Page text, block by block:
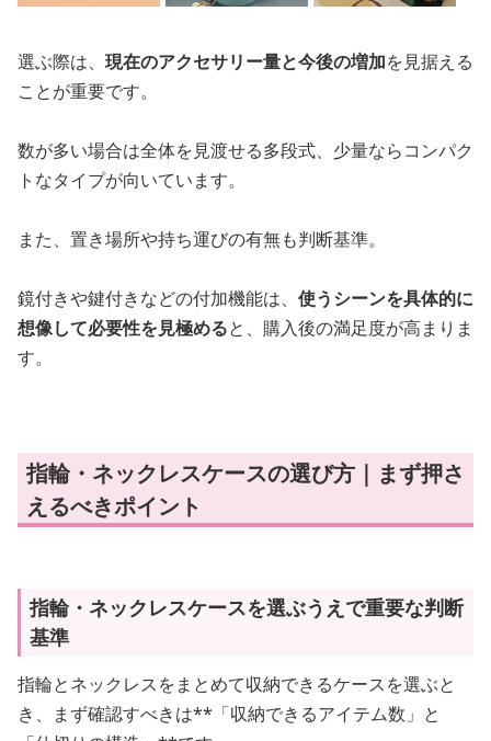
選ぶ際は、 現在のアクセサリー量と今後の増加を見据える
ことが重要です。
数が多い場合は全体を見渡せる多段式、少量ならコンパク
トなタイプが向いています。
また、置き場所や持ち運びの有無も判断基準。
鏡付きや鍵付きなどの付加機能は、 使うシーンを具体的に
想像して必要性を見極めると、購入後の満足度が高まりま
す。
指輪・ネックレスケースの選び方｜まず押さ
えるべきポイント
指輪・ネックレスケースを選ぶうえで重要な判断
基準
指輪とネックレスをまとめて収納できるケースを選ぶと
き、まず確認すべきは**「収納できるアイテム数」と